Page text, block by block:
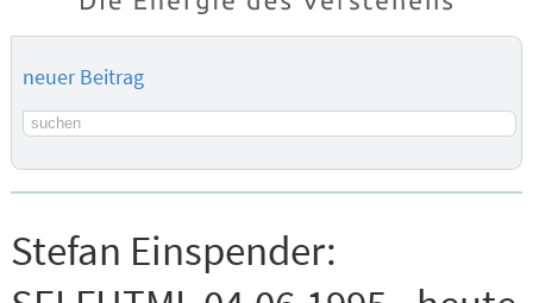
neuer Beitrag
Suchbegriff
Stefan Einspender: